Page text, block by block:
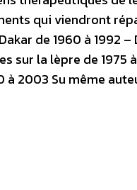
qui viendront
de 1960 à 1992
sur la lèpre de 1975
2003 Su même